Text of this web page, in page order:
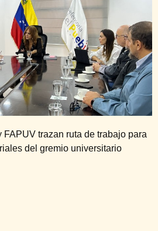
trazan ruta de trabajo para
del gremio universitario